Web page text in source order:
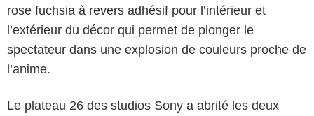
rose fuchsia à revers adhésif pour l’intérieur et
l’extérieur du décor qui permet de plonger le
spectateur dans une explosion de couleurs proche de
l’anime.
Le plateau 26 des studios Sony a abrité les deux